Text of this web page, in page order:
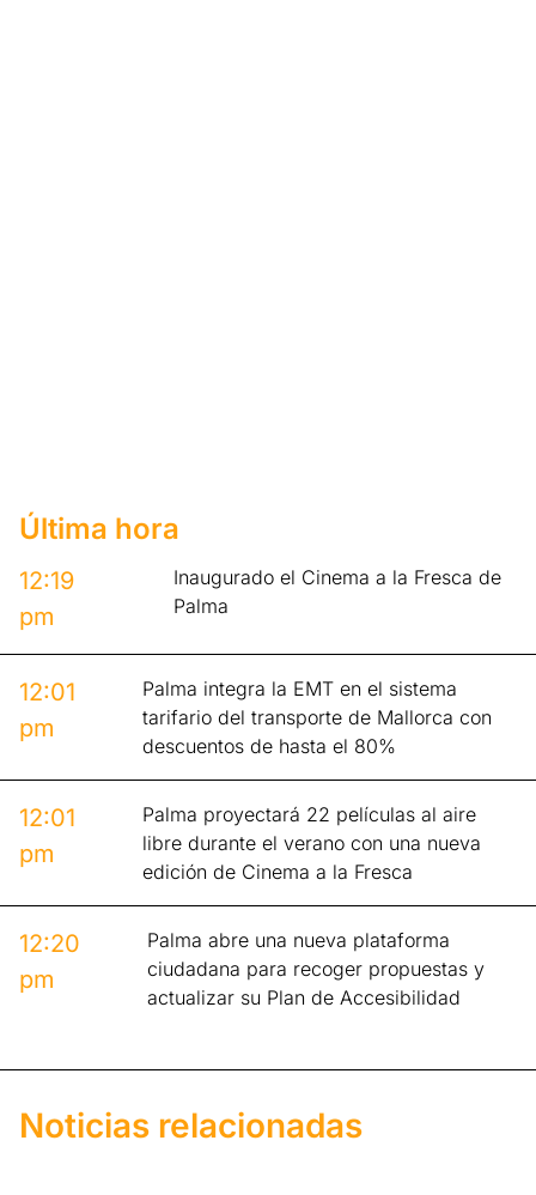
Última hora
12:19
pm
Inaugurado el Cinema a la Fresca de
Palma
12:01
pm
Palma integra la EMT en el sistema
tarifario del transporte de Mallorca con
descuentos de hasta el 80%
12:01
pm
Palma proyectará 22 películas al aire
libre durante el verano con una nueva
edición de Cinema a la Fresca
12:20
pm
Palma abre una nueva plataforma
ciudadana para recoger propuestas y
actualizar su Plan de Accesibilidad
Noticias relacionadas